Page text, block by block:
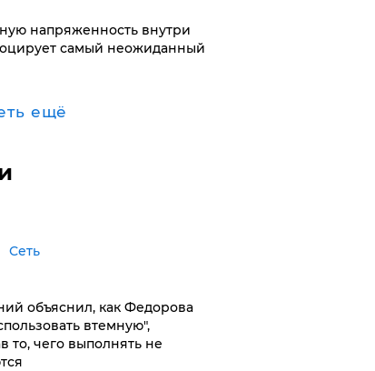
напряженность внутри
самый неожиданный
ещё
Сеть
объяснил, как Федорова
втемную",
то, чего выполнять не